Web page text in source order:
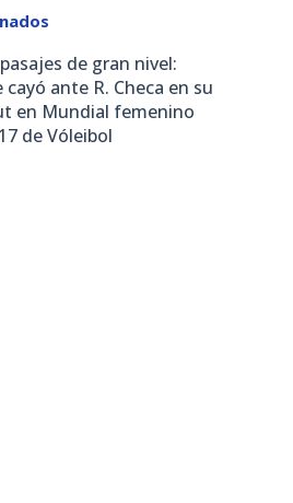
de gran nivel:
cayó ante R. Checa en su
en Mundial femenino
de Vóleibol